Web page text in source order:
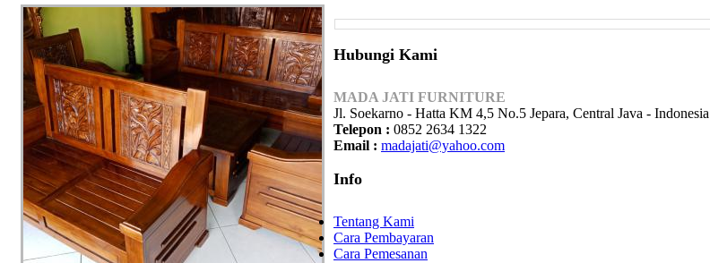
Hubungi Kami
MADA JATI FURNITURE
Jl. Soekarno - Hatta KM 4,5 No.5 Jepara, Central Java - Indonesia
Telepon : 0852 2634 1322
Email : madajati@yahoo.com
Info
Tentang Kami
Cara Pembayaran
Cara Pemesanan